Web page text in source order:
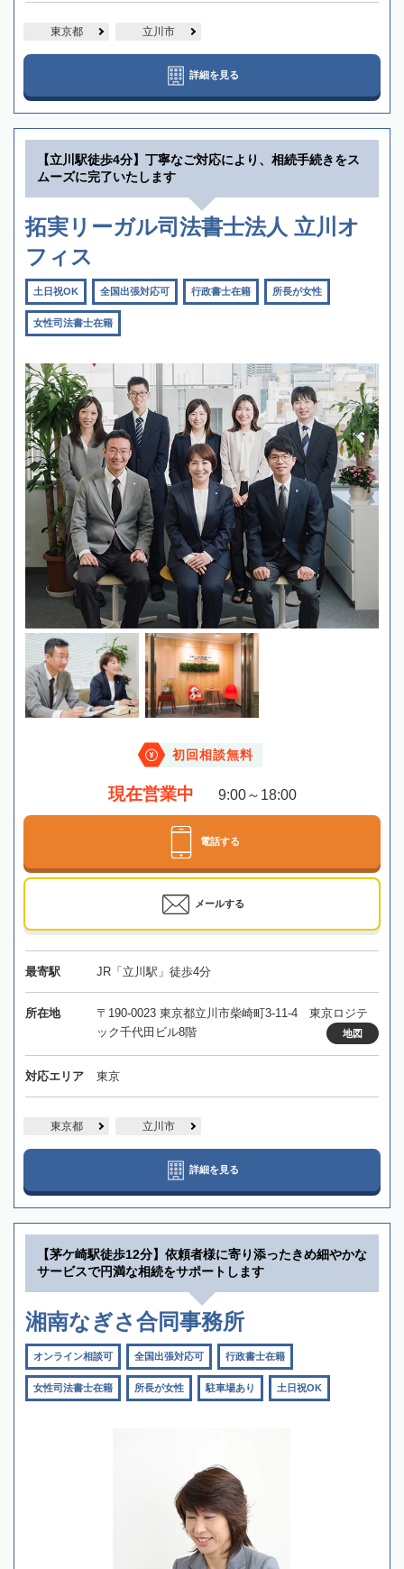
東京都 立川市
詳細を見る
【立川駅徒歩4分】丁寧なご対応により、相続手続きをス
ムーズに完了いたします
拓実リーガル司法書士法人 立川オ
フィス
土日祝OK 全国出張対応可 行政書士在籍 所長が女性
女性司法書士在籍
初回相談無料
現在営業中 9:00～18:00
電話する
メールする
最寄駅 JR「立川駅」徒歩4分
所在地
〒190-0023 東京都立川市柴崎町3-11-4 東京ロジテ
ック千代田ビル8階
地図
対応エリア 東京
東京都 立川市
詳細を見る
【茅ケ崎駅徒歩12分】依頼者様に寄り添ったきめ細やかな
サービスで円満な相続をサポートします
湘南なぎさ合同事務所
オンライン相談可 全国出張対応可 行政書士在籍
女性司法書士在籍 所長が女性 駐車場あり 土日祝OK